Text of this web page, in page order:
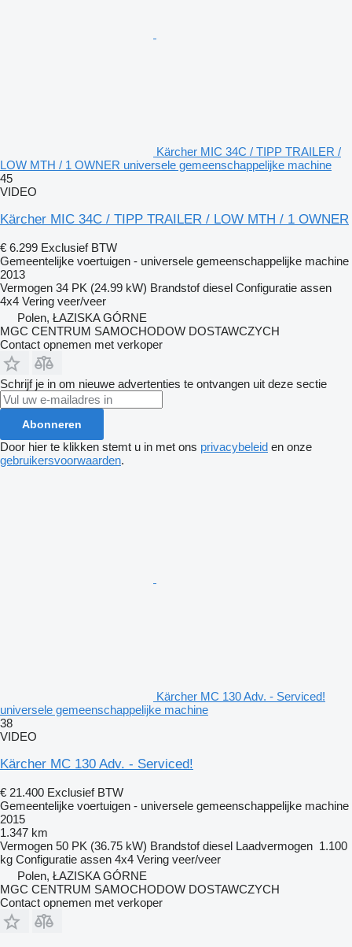
Kärcher MIC 34C / TIPP TRAILER /
LOW MTH / 1 OWNER universele gemeenschappelijke machine
45
VIDEO
Kärcher MIC 34C / TIPP TRAILER / LOW MTH / 1 OWNER
€ 6.299 Exclusief BTW
Gemeentelijke voertuigen - universele gemeenschappelijke machine
2013
Vermogen 34 PK (24.99 kW) Brandstof diesel Configuratie assen
4x4 Vering veer/veer
Polen, ŁAZISKA GÓRNE
MGC CENTRUM SAMOCHODOW DOSTAWCZYCH
Contact opnemen met verkoper
Schrijf je in om nieuwe advertenties te ontvangen uit deze sectie
Abonneren
Door hier te klikken stemt u in met ons privacybeleid en onze
gebruikersvoorwaarden.
Kärcher MC 130 Adv. - Serviced!
universele gemeenschappelijke machine
38
VIDEO
Kärcher MC 130 Adv. - Serviced!
€ 21.400 Exclusief BTW
Gemeentelijke voertuigen - universele gemeenschappelijke machine
2015
1.347 km
Vermogen 50 PK (36.75 kW) Brandstof diesel Laadvermogen 1.100
kg Configuratie assen 4x4 Vering veer/veer
Polen, ŁAZISKA GÓRNE
MGC CENTRUM SAMOCHODOW DOSTAWCZYCH
Contact opnemen met verkoper